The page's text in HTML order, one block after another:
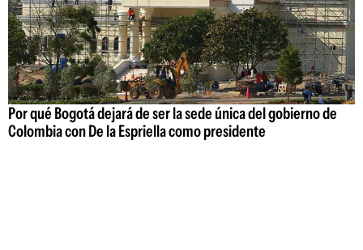
Por qué Bogotá dejará de ser la sede única del gobierno de
Colombia con De la Espriella como presidente